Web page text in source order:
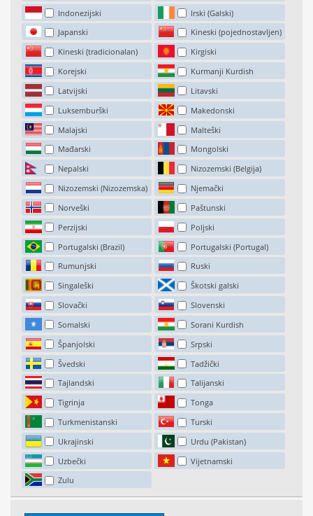
Indonezijski
Irski (Galski)
Japanski
Kineski (pojednostavljen)
Kineski (tradicionalan)
Kirgiski
Korejski
Kurmanji Kurdish
Latvijski
Litavski
Luksemburški
Makedonski
Malajski
Malteški
Mađarski
Mongolski
Nepalski
Nizozemski (Belgija)
Nizozemski (Nizozemska)
Njemački
Norveški
Paštunski
Perzijski
Poljski
Portugalski (Brazil)
Portugalski (Portugal)
Rumunjski
Ruski
Singaleški
Škotski galski
Slovački
Slovenski
Somalski
Sorani Kurdish
Španjolski
Srpski
Švedski
Tadžički
Tajlandski
Talijanski
Tigrinja
Tonga
Turkmenistanski
Turski
Ukrajinski
Urdu (Pakistan)
Uzbečki
Vijetnamski
Zulu